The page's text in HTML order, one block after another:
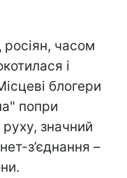
часом
і
блогери
попри
значний
з’єднання –